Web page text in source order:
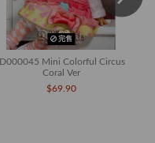
完售
ID000045 Mini Colorful Circus
Coral Ver
$69.90